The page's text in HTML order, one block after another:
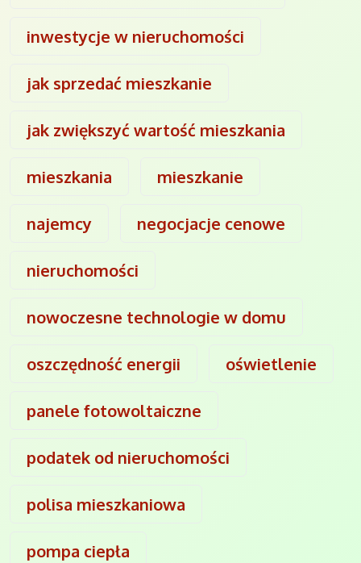
inwestycje w nieruchomości
jak sprzedać mieszkanie
jak zwiększyć wartość mieszkania
mieszkania mieszkanie
najemcy negocjacje cenowe
nieruchomości
nowoczesne technologie w domu
oszczędność energii oświetlenie
panele fotowoltaiczne
podatek od nieruchomości
polisa mieszkaniowa
pompa ciepła